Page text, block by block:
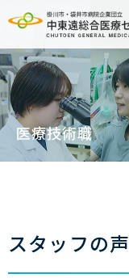
ー
バ
ル
ナ
ョ
へ
カ
ル
ナ
ビ
ン
タ
ー
へ
医療技術職
スタッフの声